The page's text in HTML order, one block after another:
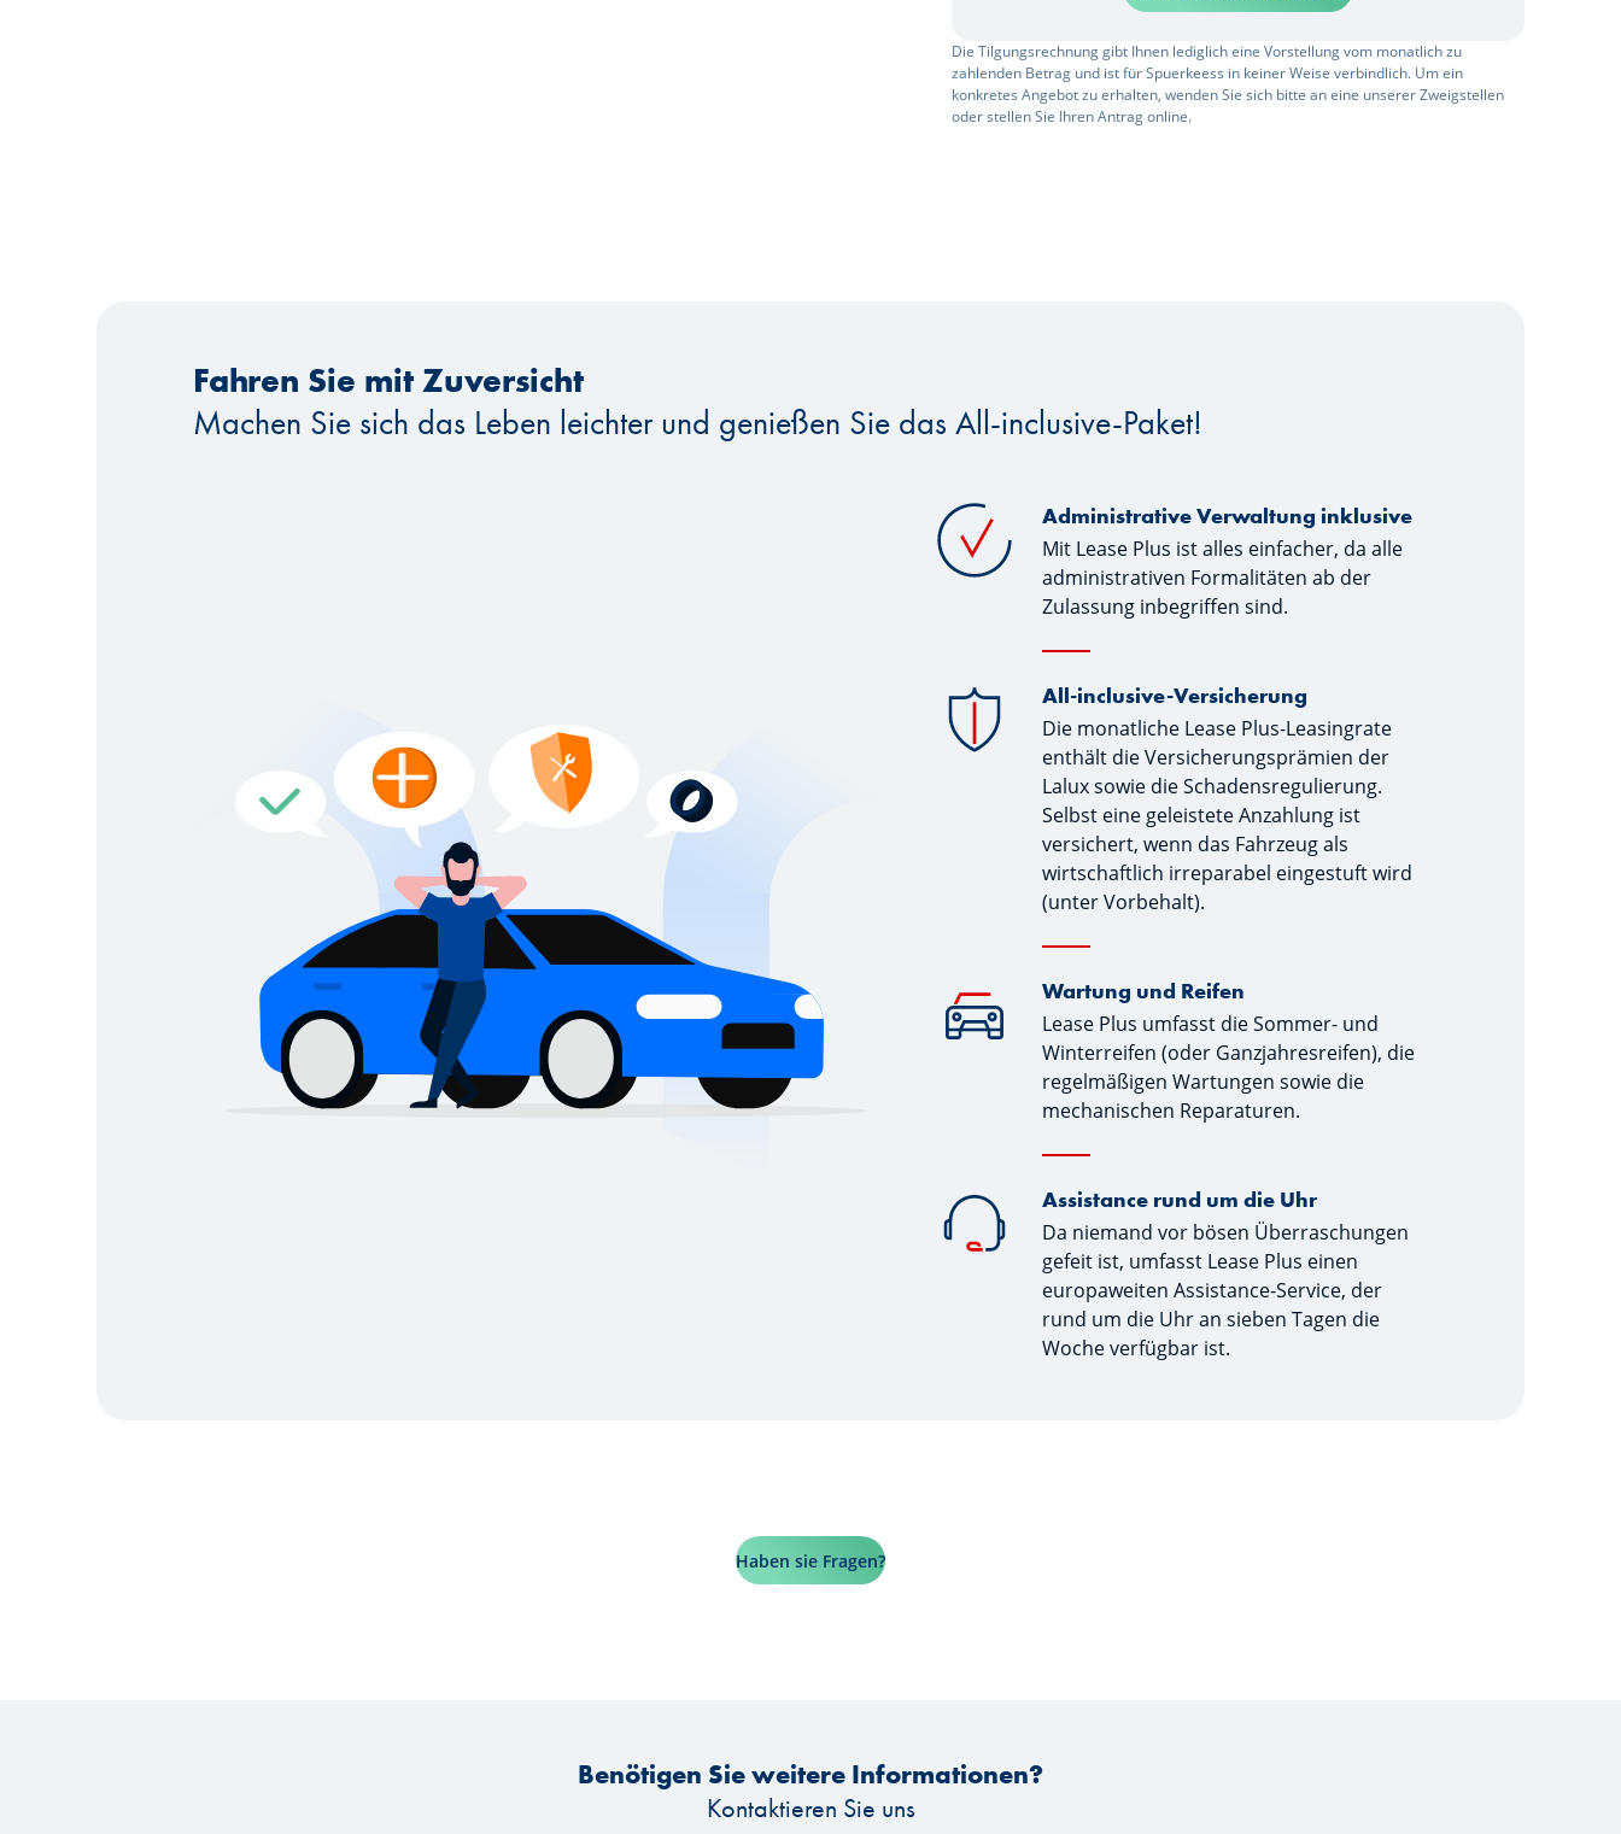
Die Tilgungsrechnung gibt Ihnen lediglich eine Vorstellung vom monatlich zu
zahlenden Betrag und ist für Spuerkeess in keiner Weise verbindlich. Um ein
konkretes Angebot zu erhalten, wenden Sie sich bitte an eine unserer Zweigstellen
oder stellen Sie Ihren Antrag online.
Fahren Sie mit Zuversicht
Machen Sie sich das Leben leichter und genießen Sie das All-inclusive-Paket!
Administrative Verwaltung inklusive
Mit Lease Plus ist alles einfacher, da alle
administrativen Formalitäten ab der
Zulassung inbegriffen sind.
All-inclusive-Versicherung
Die monatliche Lease Plus-Leasingrate
enthält die Versicherungsprämien der
Lalux sowie die Schadensregulierung.
Selbst eine geleistete Anzahlung ist
versichert, wenn das Fahrzeug als
wirtschaftlich irreparabel eingestuft wird
(unter Vorbehalt).
Wartung und Reifen
Lease Plus umfasst die Sommer- und
Winterreifen (oder Ganzjahresreifen), die
regelmäßigen Wartungen sowie die
mechanischen Reparaturen.
Assistance rund um die Uhr
Da niemand vor bösen Überraschungen
gefeit ist, umfasst Lease Plus einen
europaweiten Assistance-Service, der
rund um die Uhr an sieben Tagen die
Woche verfügbar ist.
Haben sie Fragen?
Benötigen Sie weitere Informationen?
Kontaktieren Sie uns